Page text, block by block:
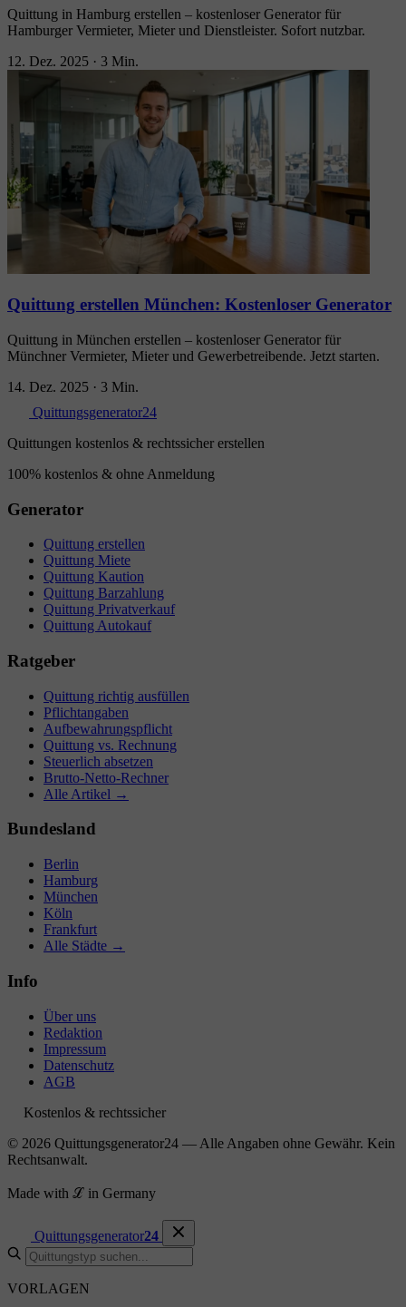
Quittung in Hamburg erstellen – kostenloser Generator für
Hamburger Vermieter, Mieter und Dienstleister. Sofort nutzbar.
12. Dez. 2025 · 3 Min.
Quittung erstellen München: Kostenloser Generator
Quittung in München erstellen – kostenloser Generator für
Münchner Vermieter, Mieter und Gewerbetreibende. Jetzt starten.
14. Dez. 2025 · 3 Min.
Quittungsgenerator24
Quittungen kostenlos & rechtssicher erstellen
100% kostenlos & ohne Anmeldung
Generator
Quittung erstellen
Quittung Miete
Quittung Kaution
Quittung Barzahlung
Quittung Privatverkauf
Quittung Autokauf
Ratgeber
Quittung richtig ausfüllen
Pflichtangaben
Aufbewahrungspflicht
Quittung vs. Rechnung
Steuerlich absetzen
Brutto-Netto-Rechner
Alle Artikel →
Bundesland
Berlin
Hamburg
München
Köln
Frankfurt
Alle Städte →
Info
Über uns
Redaktion
Impressum
Datenschutz
AGB
Kostenlos & rechtssicher
© 2026 Quittungsgenerator24 — Alle Angaben ohne Gewähr. Kein
Rechtsanwalt.
Made with ℒ in Germany
Quittungsgenerator24
VORLAGEN